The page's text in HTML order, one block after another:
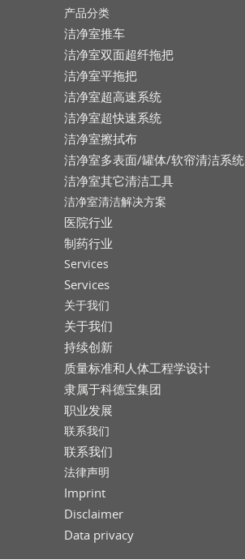
产品分类
洁净室推车
洁净室双面超纤拖把
洁净室平拖把
洁净室超高速系统
洁净室超快速系统
洁净室擦拭布
洁净室多表面/罐体/软帘清洁系统
洁净室其它清洁工具
洁净室清洁解决方案
医院行业
制药行业
Services
Services
关于我们
关于我们
持续创新
质量标准和人体工程学设计
隶属于科德宝集团
职业发展
联系我们
联系我们
法律声明
Imprint
Disclaimer
Data privacy